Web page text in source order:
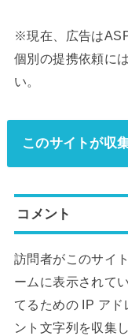
※現在、広告は
個別の提携依頼に
い。
このサイトが収
コメント
訪問者がこのサイ
ームに表示されて
てるための IP ア
ント文字列を収集